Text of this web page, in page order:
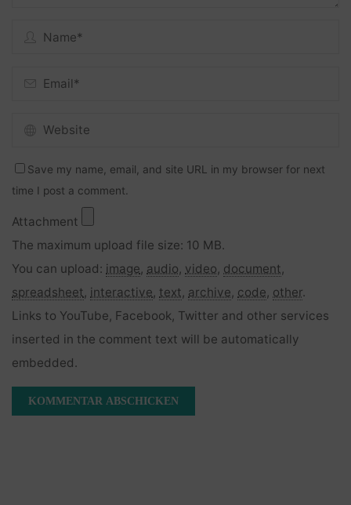
Save my name, email, and site URL in my browser for next
time I post a comment.
Attachment
The maximum upload file size: 10 MB.
You can upload: image, audio, video, document,
spreadsheet, interactive, text, archive, code, other.
Links to YouTube, Facebook, Twitter and other services
inserted in the comment text will be automatically
embedded.